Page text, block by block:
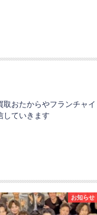
取おたからやフランチャイ
していきます
お知らせ